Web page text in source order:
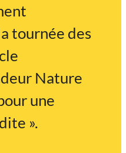
tournée des
Nature
une
».